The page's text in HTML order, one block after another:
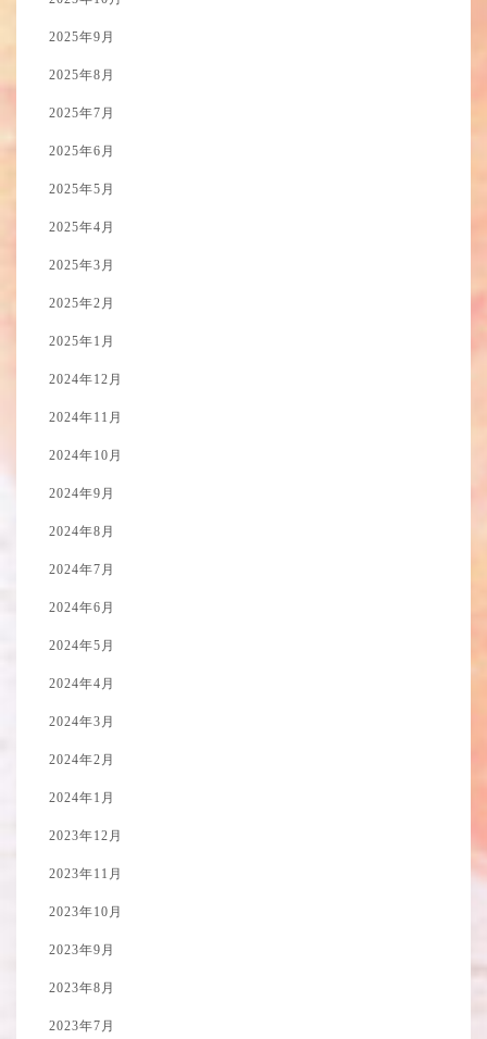
2025年9月
2025年8月
2025年7月
2025年6月
2025年5月
2025年4月
2025年3月
2025年2月
2025年1月
2024年12月
2024年11月
2024年10月
2024年9月
2024年8月
2024年7月
2024年6月
2024年5月
2024年4月
2024年3月
2024年2月
2024年1月
2023年12月
2023年11月
2023年10月
2023年9月
2023年8月
2023年7月